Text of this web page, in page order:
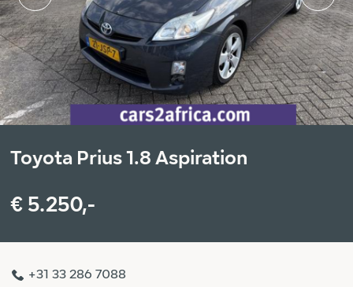
Toyota Prius 1.8 Aspiration
€ 5.250,-
+31 33 286 7088